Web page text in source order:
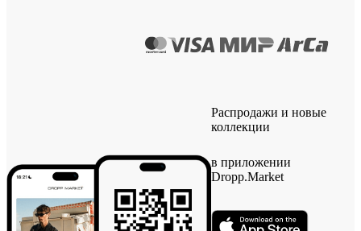
Распродажи и новые
коллекции
в приложении
Dropp.Market